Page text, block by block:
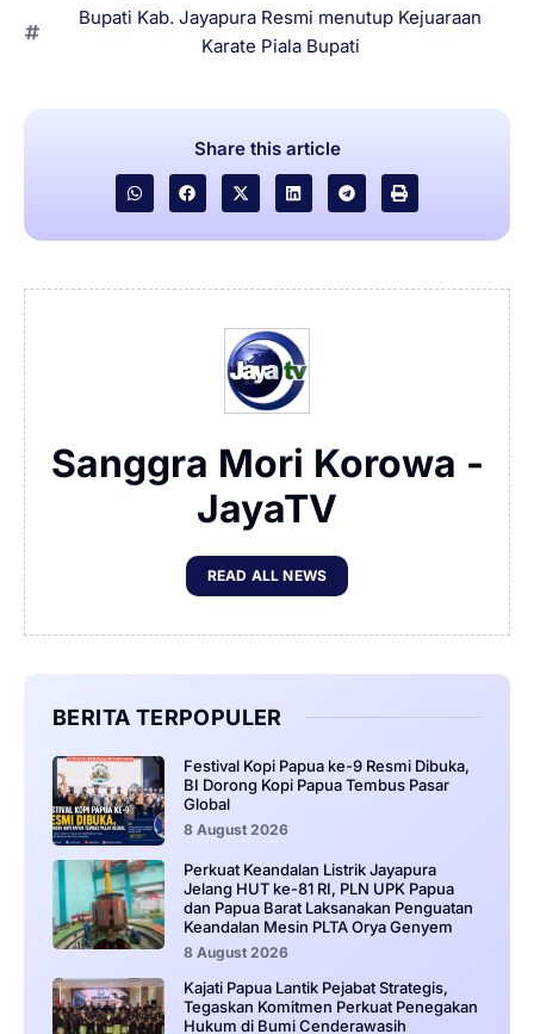
Bupati Kab. Jayapura Resmi menutup Kejuaraan
Karate Piala Bupati
Share this article
Sanggra Mori Korowa -
JayaTV
READ ALL NEWS
BERITA TERPOPULER
Festival Kopi Papua ke-9 Resmi Dibuka,
BI Dorong Kopi Papua Tembus Pasar
Global
8 August 2026
Perkuat Keandalan Listrik Jayapura
Jelang HUT ke-81 RI, PLN UPK Papua
dan Papua Barat Laksanakan Penguatan
Keandalan Mesin PLTA Orya Genyem
8 August 2026
Kajati Papua Lantik Pejabat Strategis,
Tegaskan Komitmen Perkuat Penegakan
Hukum di Bumi Cenderawasih